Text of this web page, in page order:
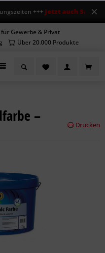
+++Jetzt auch Sa
Gewerbe & Privat
Über 20.000 Produkte
– Drucken